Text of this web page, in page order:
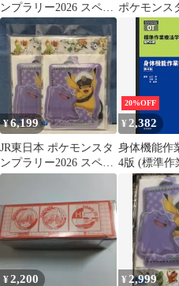
ンプラリー2026 スペシ
ャル版スタンプ帳
ポケモンス
ー2026 ス
タンプ帳
¥6,199
JR東日本 ポケモンスタ
ンプラリー2026 スペシ
ャル版スタンプ帳
20%OFF
¥2,382
身体機能作
4版 (標準作
門分野)
¥2,200 ¥ 2,999